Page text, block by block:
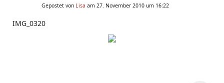
Gepostet von Lisa am 27. November 2010 um 16:22
IMG_0320